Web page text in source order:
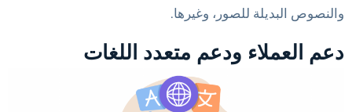
والنصوص البديلة للصور، وغيرها.
دعم العملاء ودعم متعدد اللغات